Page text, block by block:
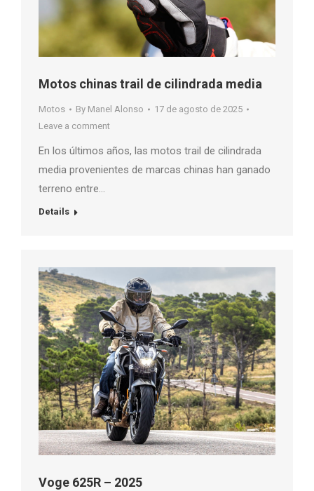
Motos chinas trail de cilindrada media
Motos By Manel Alonso
17 de agosto de 2025
Leave a comment
En los últimos años, las motos trail de cilindrada
media provenientes de marcas chinas han ganado
terreno entre…
Details
Voge 625R – 2025